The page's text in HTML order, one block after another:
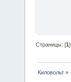
Страницы: [1]
Киловольт »